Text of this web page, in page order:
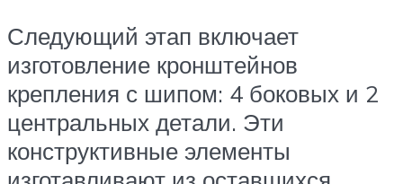
Следующий этап включает
изготовление кронштейнов
крепления с шипом: 4 боковых и 2
центральных детали. Эти
конструктивные элементы